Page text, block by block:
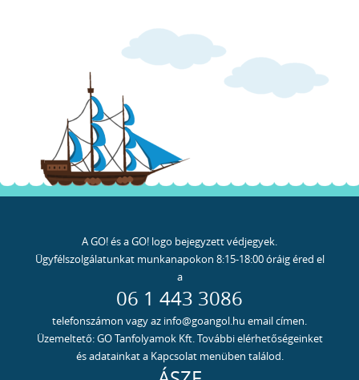
A GO! és a GO! logo bejegyzett védjegyek.
Ügyfélszolgálatunkat munkanapokon 8:15-18:00 óráig éred el
a
06 1 443 3086
telefonszámon vagy az info@goangol.hu email címen.
Üzemeltető: GO Tanfolyamok Kft. További elérhetőségeinket
és adatainkat a Kapcsolat menüben találod.